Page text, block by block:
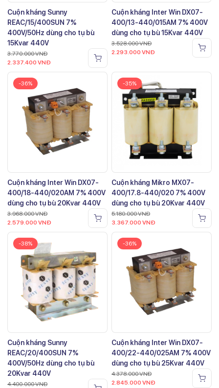
Cuộn kháng Sunny
REAC/15/400SUN 7%
400V/50Hz dùng cho tụ bù
15Kvar 440V
3.770.000VNĐ
2.337.400 VNĐ
Cuộn kháng Inter Win DX07-
400/13-440/015AM 7% 400V
dùng cho tụ bù 15Kvar 440V
3.528.000VNĐ
2.293.000 VNĐ
-36%
Cuộn kháng Inter Win DX07-
400/18-440/020AM 7% 400V
dùng cho tụ bù 20Kvar 440V
3.968.000VNĐ
2.579.000 VNĐ
-35%
Cuộn kháng Mikro MX07-
400/17.8-440/020 7% 400V
dùng cho tụ bù 20Kvar 440V
5.180.000VNĐ
3.367.000 VNĐ
-38%
Cuộn kháng Sunny
REAC/20/400SUN 7%
400V/50Hz dùng cho tụ bù
20Kvar 440V
4.400.000VNĐ
-36%
Cuộn kháng Inter Win DX07-
400/22-440/025AM 7% 400V
dùng cho tụ bù 25Kvar 440V
4.378.000VNĐ
2.845.000 VNĐ